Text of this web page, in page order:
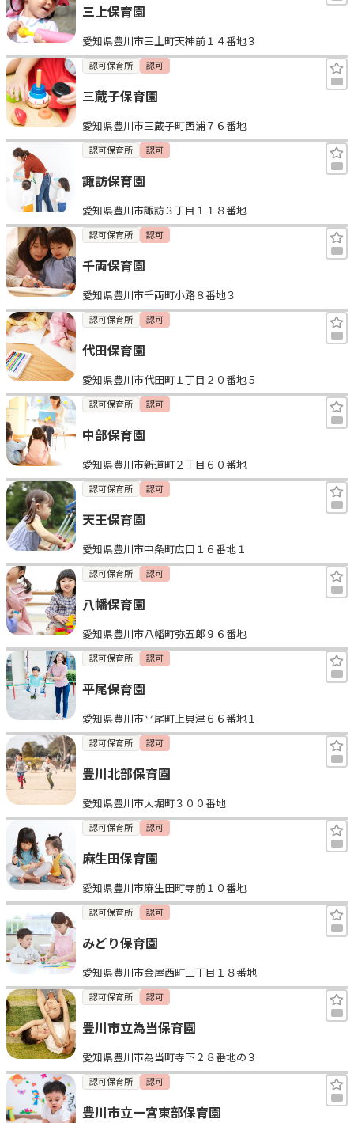
三上保育園
愛知県豊川市三上町天神前１４番地３
認可保育所 認可
三蔵子保育園
愛知県豊川市三蔵子町西浦７６番地
認可保育所 認可
諏訪保育園
愛知県豊川市諏訪３丁目１１８番地
認可保育所 認可
千両保育園
愛知県豊川市千両町小路８番地３
認可保育所 認可
代田保育園
愛知県豊川市代田町１丁目２０番地５
認可保育所 認可
中部保育園
愛知県豊川市新道町２丁目６０番地
認可保育所 認可
天王保育園
愛知県豊川市中条町広口１６番地１
認可保育所 認可
八幡保育園
愛知県豊川市八幡町弥五郎９６番地
認可保育所 認可
平尾保育園
愛知県豊川市平尾町上貝津６６番地１
認可保育所 認可
豊川北部保育園
愛知県豊川市大堀町３００番地
認可保育所 認可
麻生田保育園
愛知県豊川市麻生田町寺前１０番地
認可保育所 認可
みどり保育園
愛知県豊川市金屋西町三丁目１８番地
認可保育所 認可
豊川市立為当保育園
愛知県豊川市為当町寺下２８番地の３
認可保育所 認可
豊川市立一宮東部保育園